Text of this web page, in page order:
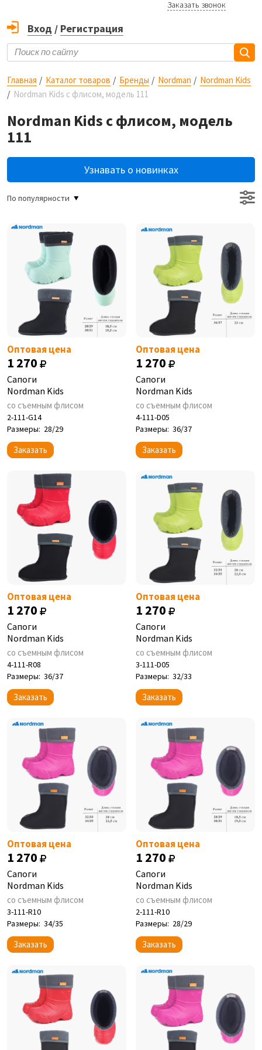
Заказать звонок
Вход / Регистрация
Главная Каталог товаров Бренды Nordman
Nordman Kids
Nordman Kids с флисом, модель 111
Nordman Kids с флисом, модель
111
Узнавать о новинках
По популярности
Оптовая цена
1 270
Сапоги
Nordman Kids
со съемным флисом
2-111-G14
Размеры: 28/29
Заказать
Оптовая цена
1 270
Сапоги
Nordman Kids
со съемным флисом
4-111-D05
Размеры: 36/37
Заказать
Оптовая цена
1 270
Сапоги
Nordman Kids
со съемным флисом
4-111-R08
Размеры: 36/37
Заказать
Оптовая цена
1 270
Сапоги
Nordman Kids
со съемным флисом
3-111-D05
Размеры: 32/33
Заказать
Оптовая цена
1 270
Сапоги
Nordman Kids
со съемным флисом
3-111-R10
Размеры: 34/35
Заказать
Оптовая цена
1 270
Сапоги
Nordman Kids
со съемным флисом
2-111-R10
Размеры: 28/29
Заказать